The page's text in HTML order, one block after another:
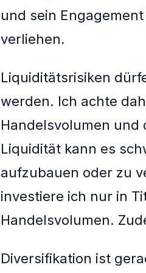
und sein
verliehen.
Liquiditätsrisiken
werden. Ich achte
Handelsvolumen und
Liquidität kann es
aufzubauen oder zu
investiere ich nur in
Handelsvolumen.
Diversifikation ist